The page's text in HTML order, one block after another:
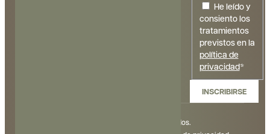
He leído y
consiento los
tratamientos
previstos en la
política de
privacidad*
© 2026, Mooma. Todos los derechos reservados.